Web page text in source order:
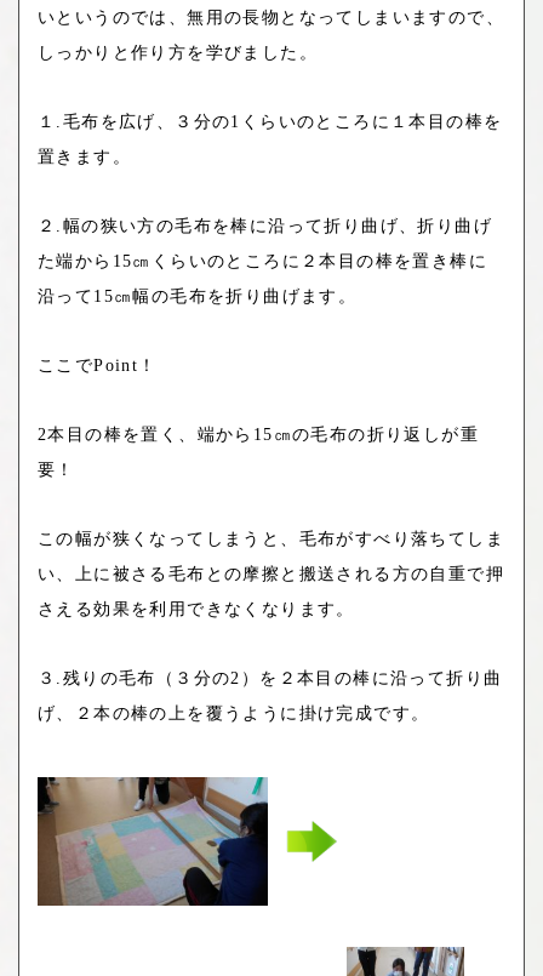
いというのでは、無用の長物となってしまいますので、
しっかりと作り方を学びました。
１ 毛布を広げ、３分の1 くらいのところに１本目の棒を
置きます。
２
幅の狭い方の毛布を棒に沿って折り曲げ、折り曲げ
た端から 15㎝くらいのところに２本目の棒を置き棒に
沿って 15㎝幅の毛布を折り曲げます。
ここでPoint ！
2本目の棒を置く、 端から 15 ㎝の毛布の折り返しが重
要！
この幅が狭くなってしまうと、毛布がすべり落ちてしま
い、上に被さる毛布との摩擦と搬送される方の自重で押
さえる効果を利用できなくなります。
３ 残りの毛布（３分の2 ）を２本目の棒に沿って折り曲
げ、２本の棒の上を覆うように掛け完成です。